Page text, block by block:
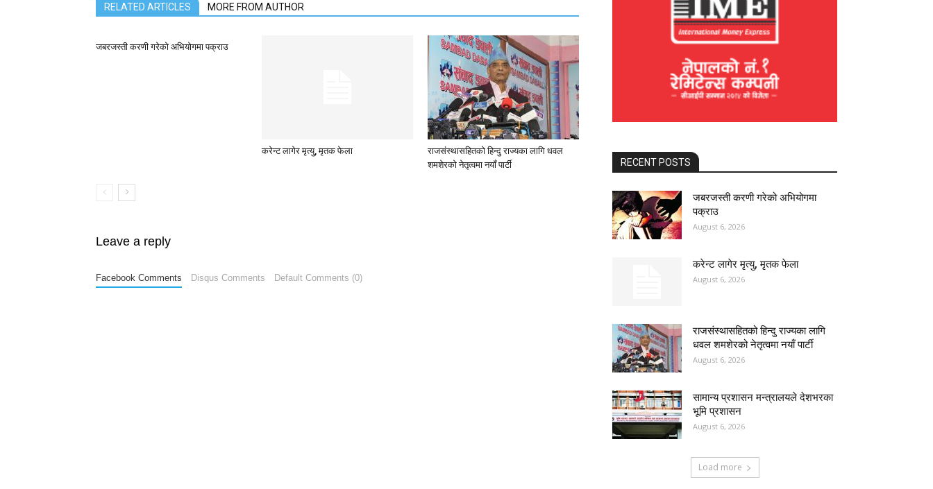
RELATED ARTICLES MORE FROM AUTHOR
जबरजस्ती करणी गरेको अभियोगमा पक्राउ
करेन्ट लागेर मृत्यु, मृतक फेला
राजसंस्थासहितको हिन्दु राज्यका लागि धवल
शमशेरको नेतृत्वमा नयाँ पार्टी
Leave a reply
Facebook Comments Disqus Comments Default Comments (0)
RECENT POSTS
जबरजस्ती करणी गरेको अभियोगमा
पक्राउ
August 6, 2026
करेन्ट लागेर मृत्यु, मृतक फेला
August 6, 2026
राजसंस्थासहितको हिन्दु राज्यका लागि
धवल शमशेरको नेतृत्वमा नयाँ पार्टी
August 6, 2026
सामान्य प्रशासन मन्त्रालयले देशभरका
भूमि प्रशासन
August 6, 2026
Load more